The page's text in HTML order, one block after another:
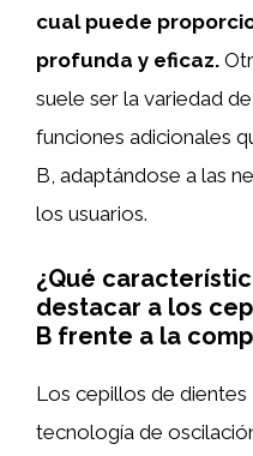
cual puede
profunda y eficaz.
suele ser la variedad
funciones adicionales
B, adaptándose a las
los usuarios.
¿Qué
destacar a los
B frente a la
Los cepillos de dientes
tecnología de